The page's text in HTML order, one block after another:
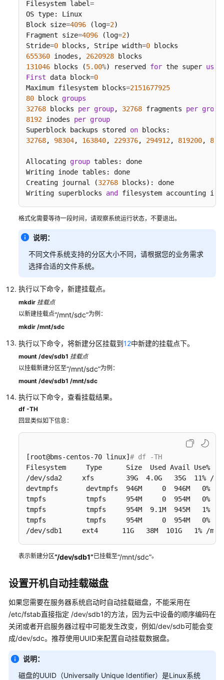
配
置
RAID
网
络
管
理
安
全
管
理
密
钥
对
码
管
资
源
与
标
签
用
CES
监
控
用
计
BMS
操
作
事
件
有
镜
制
指
南
最
实
Filesystem label=
OS type: Linux
Block size=4096 (log=2)
Fragment size=4096 (log=2)
Stride=0 blocks, Stripe width=0
655360 inodes, 2620928
131046 blocks (5.00%) reserved for the super user
First data block=0
Maximum filesystem blocks=2151677925
80 block groups
32768 blocks per group, 32768 fragments per group
8192 inodes per group
Superblock backups stored on
32768, 98304, 163840, 229376, 294912, 819200,
Allocating group tables:
Writing inode tables:
Creating journal (32768 blocks): done
Writing superblocks and filesystem accounting
格式化需要等待一段时间，请观察系统运行状态，不要退出。
说明：
不同文件系统支持的分区大小不同，请根据您的业务需求
选择合适的文件系统。
执行以下命令，新建挂载点。
mkdir 挂载点
以新建挂载点“/mnt/sdc”为例：
mkdir /mnt/sdc
执行以下命令，将新建分区挂载到12中新建的挂载点下。
mount /dev/sdb1 挂载点
以挂载新建分区至“/mnt/sdc”为例：
mount /dev/sdb1 /mnt/sdc
执行以下命令，查看挂载结果。
df -TH
回显类似如下信息：
[root@bms-centos-70 linux] # df -TH
Filesystem     Type      Size  Used Avail Use%
/dev/sda2     xfs        39G  4.0G   35G  11% /
devtmpfs       devtmpfs  946M     0  946M   0% /
tmpfs          tmpfs     954M     0  954M   0% /
tmpfs          tmpfs     954M  9.1M  945M   1% /
tmpfs          tmpfs     954M     0  954M   0% /
/dev/sdb1     ext4      11G   38M  101G   1% /
表示新建分区“/dev/sdb1”已挂载至“/mnt/sdc”。
设置开机自动挂载磁盘
如果您需要在服务器系统启动时自动挂载磁盘，不能采用在
/etc/fstab直接指定 /dev/sdb1的方法，因为云中设备的顺序编码在
关闭或者开启服务器过程中可能发生改变，例如/dev/sdb可能会变
成/dev/sdc。推荐使用UUID来配置自动挂载数据盘。
说明：
磁盘的UUID（Universally Unique Identifier）是Linux系统